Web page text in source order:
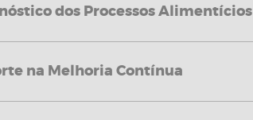
dos Processos Alimentícios
na Melhoria Contínua